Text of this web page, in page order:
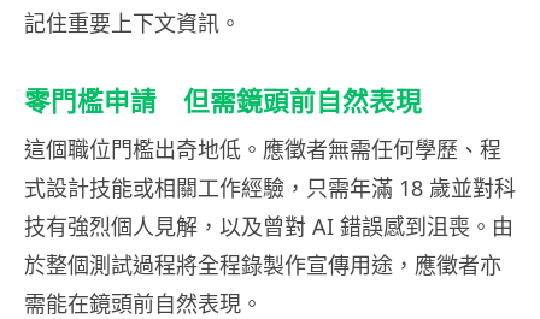
記住重要上下文資訊。
零門檻申請 但需鏡頭前自然表現
這個職位門檻出奇地低。應徵者無需任何學歷、程
式設計技能或相關工作經驗，只需年滿 18 歲並對科
技有強烈個人見解，以及曾對 AI 錯誤感到沮喪。由
於整個測試過程將全程錄製作宣傳用途，應徵者亦
需能在鏡頭前自然表現。